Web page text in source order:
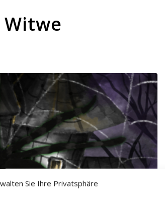
Sie Ihre Privatsphäre
Witwe